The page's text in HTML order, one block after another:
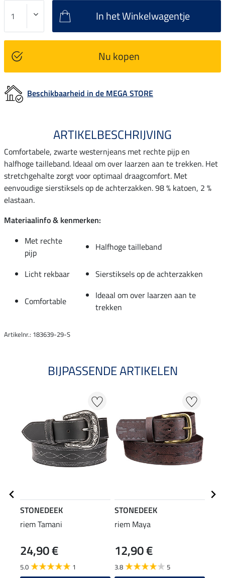
In het Winkelwagentje
Nu kopen
Beschikbaarheid in de MEGA STORE
ARTIKELBESCHRIJVING
Comfortabele, zwarte westernjeans met rechte pijp en
halfhoge tailleband. Ideaal om over laarzen aan te trekken. Het
stretchgehalte zorgt voor optimaal draagcomfort. Met
eenvoudige sierstiksels op de achterzakken. 98 % katoen, 2 %
elastaan.
Materiaalinfo & kenmerken:
Met rechte
pijp
Halfhoge tailleband
Licht rekbaar Sierstiksels op de achterzakken
Comfortable
Ideaal om over laarzen aan te
trekken
Artikelnr.: 183639-29-S
BIJPASSENDE ARTIKELEN
STONEDEEK
riem Tamani
24,90 €
5.0 1
STONEDEEK
riem Maya
12,90 €
3.8 5